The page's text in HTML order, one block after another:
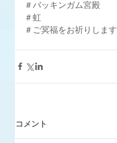
＃バッキンガム宮殿
＃虹
＃ご冥福をお祈りします
コメント